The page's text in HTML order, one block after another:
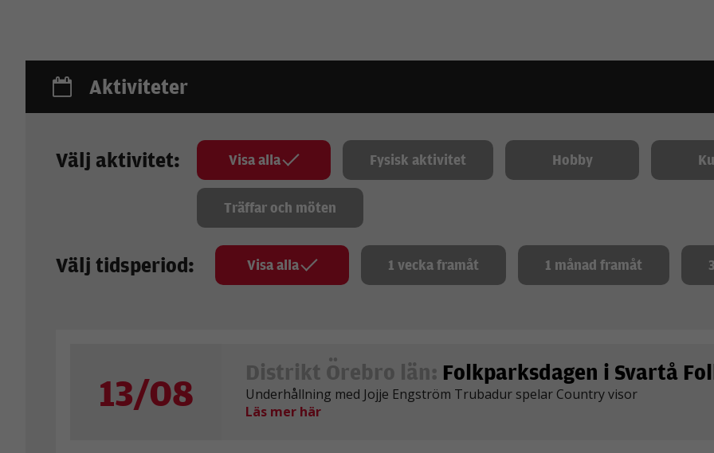
Aktiviteter
Välj aktivitet: Visa alla Fysisk aktivitet Hobby
Träffar och möten
Välj tidsperiod: Visa alla 1 vecka framåt 1 månad framåt
13/08 Distrikt Örebro län: Folkparksdagen i Svartå
Underhållning med Jojje Engström Trubadur spelar Country visor
Läs mer här
Nödvändiga
Dessa kakor